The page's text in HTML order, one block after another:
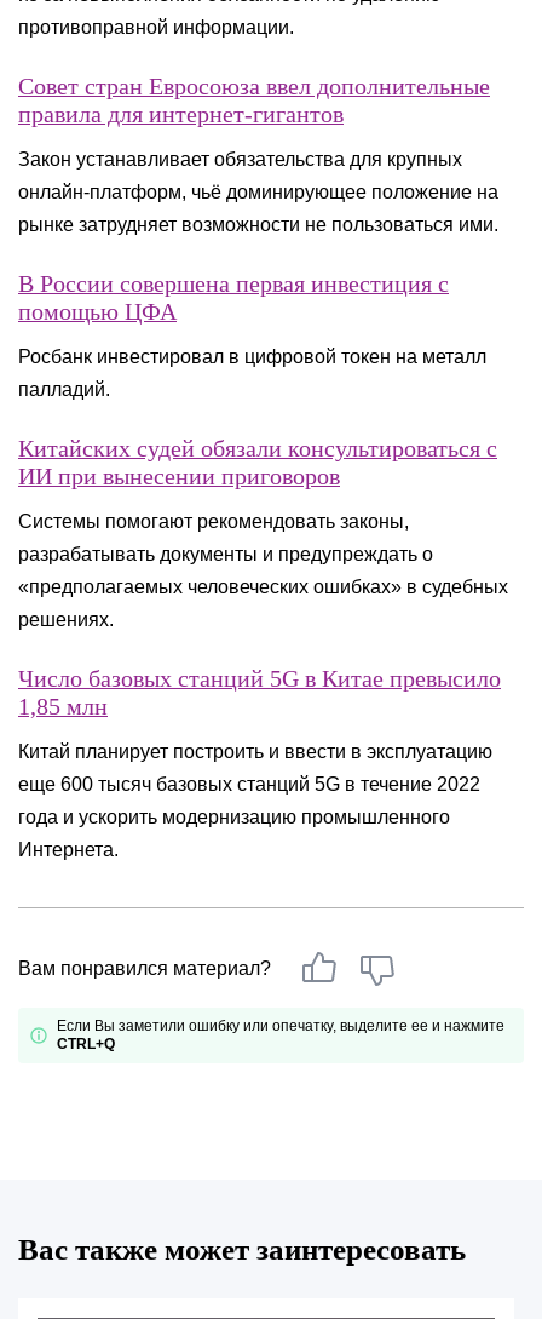
противоправной информации.
Совет стран Евросоюза ввел дополнительные
правила для интернет-гигантов
Закон устанавливает обязательства для крупных
онлайн-платформ, чьё доминирующее положение на
рынке затрудняет возможности не пользоваться ими.
В России совершена первая инвестиция с
помощью ЦФА
Росбанк инвестировал в цифровой токен на металл
палладий.
Китайских судей обязали консультироваться с
ИИ при вынесении приговоров
Системы помогают рекомендовать законы,
разрабатывать документы и предупреждать о
«предполагаемых человеческих ошибках» в судебных
решениях.
Число базовых станций 5G в Китае превысило
1,85 млн
Китай планирует построить и ввести в эксплуатацию
еще 600 тысяч базовых станций 5G в течение 2022
года и ускорить модернизацию промышленного
Интернета.
Вам понравился материал?
Если Вы заметили ошибку или опечатку, выделите ее и нажмите
CTRL+Q
Вас также может заинтересовать